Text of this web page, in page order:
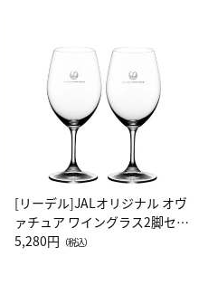
[リーデル]JALオリジナル オヴ
ァチュア ワイングラス2脚セッ
ト（レッドワイン）
5,280円 （税込）